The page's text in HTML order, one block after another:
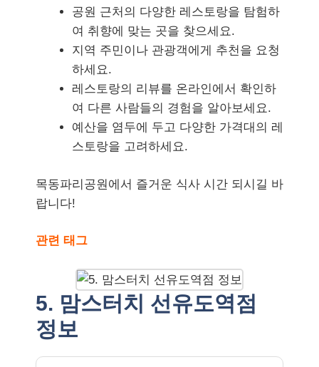
공원 근처의 다양한 레스토랑을 탐험하
여 취향에 맞는 곳을 찾으세요.
지역 주민이나 관광객에게 추천을 요청
하세요.
레스토랑의 리뷰를 온라인에서 확인하
여 다른 사람들의 경험을 알아보세요.
예산을 염두에 두고 다양한 가격대의 레
스토랑을 고려하세요.
목동파리공원에서 즐거운 식사 시간 되시길 바
랍니다!
관련 태그
5. 맘스터치 선유도역점
정보